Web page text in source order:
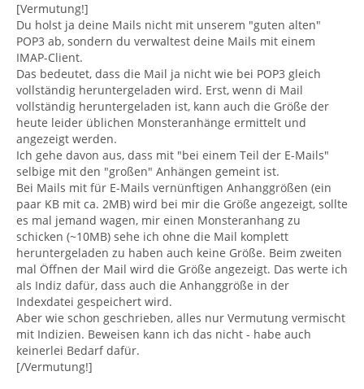
[Vermutung!]
Du holst ja deine Mails nicht mit unserem "guten alten"
POP3 ab, sondern du verwaltest deine Mails mit einem
IMAP-Client.
Das bedeutet, dass die Mail ja nicht wie bei POP3 gleich
vollständig heruntergeladen wird. Erst, wenn di Mail
vollständig heruntergeladen ist, kann auch die Größe der
heute leider üblichen Monsteranhänge ermittelt und
angezeigt werden.
Ich gehe davon aus, dass mit "bei einem Teil der E-Mails"
selbige mit den "großen" Anhängen gemeint ist.
Bei Mails mit für E-Mails vernünftigen Anhanggrößen (ein
paar KB mit ca. 2MB) wird bei mir die Größe angezeigt, sollte
es mal jemand wagen, mir einen Monsteranhang zu
schicken (~10MB) sehe ich ohne die Mail komplett
heruntergeladen zu haben auch keine Größe. Beim zweiten
mal Öffnen der Mail wird die Größe angezeigt. Das werte ich
als Indiz dafür, dass auch die Anhanggröße in der
Indexdatei gespeichert wird.
Aber wie schon geschrieben, alles nur Vermutung vermischt
mit Indizien. Beweisen kann ich das nicht - habe auch
keinerlei Bedarf dafür.
[/Vermutung!]